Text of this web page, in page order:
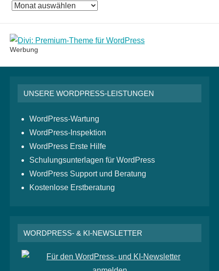
Das
Werbung
UNSERE WORDPRESS-LEISTUNGEN
WordPress-Wartung
WordPress-Inspektion
WordPress Erste Hilfe
Schulungsunterlagen für WordPress
WordPress Support und Beratung
Kostenlose Erstberatung
WORDPRESS- & KI-NEWSLETTER